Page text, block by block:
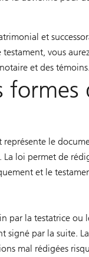
et
vous
et des témoins.
le
La loi permet de
et le
par la testatrice
signé par la suite.
mal rédigées